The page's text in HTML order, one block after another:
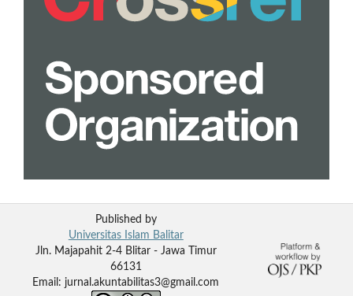
Published by
Universitas Islam Balitar
Jln. Majapahit 2-4 Blitar - Jawa Timur
66131
Email: jurnal.akuntabilitas3@gmail.com